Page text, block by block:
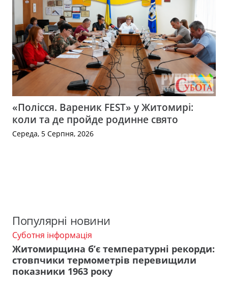
«Полісся. Вареник FEST» у Житомирі:
коли та де пройде родинне свято
Середа, 5 Серпня, 2026
Популярні новини
Суботня інформація
Житомирщина б’є температурні рекорди:
стовпчики термометрів перевищили
показники 1963 року